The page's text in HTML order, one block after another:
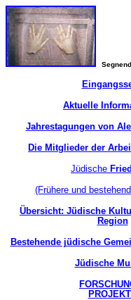
Aktuelle
Jahrestagungen von
Die Mitglieder der
Jüdische
(Frühere und
Übersicht: Jüdische
Region
Bestehende jüdische
Jüdische